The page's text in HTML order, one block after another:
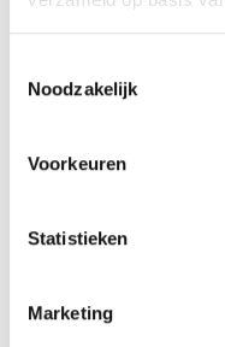
Noodzakelijk
Voorkeuren
Statistieken
Marketing
vaste afspraken,
meebewegen
was. Mandy
maar dit keer
vanuit
moment was om
rust, zowel bij
gezin”. Iedere